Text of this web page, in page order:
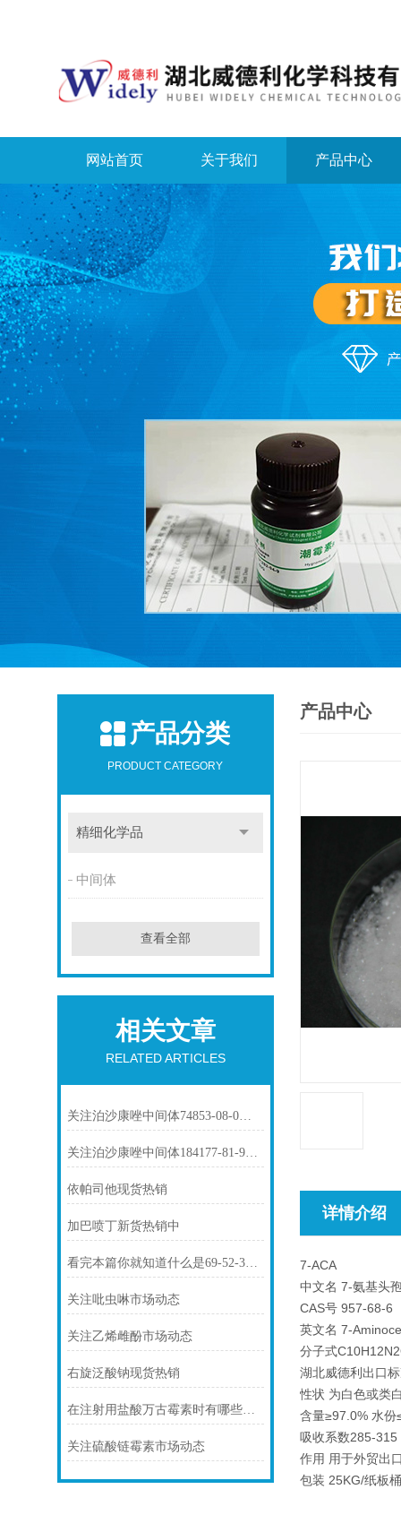
网站首页 关于我们 产品中心
产品分类
PRODUCT CATEGORY
精细化学品
中间体
查看全部
相关文章
RELATED ARTICLES
关注泊沙康唑中间体74853-08-0市场动态
关注泊沙康唑中间体184177-81-9市场动态
依帕司他现货热销
加巴喷丁新货热销中
看完本篇你就知道什么是69-52-3氨苄西林钠了
关注吡虫啉市场动态
关注乙烯雌酚市场动态
右旋泛酸钠现货热销
在注射用盐酸万古霉素时有哪些注意事项你知道么
关注硫酸链霉素市场动态
产品中心
详情介绍
7-ACA
中文名 7-氨基头
CAS号 957-68-6
英文名 7-
分子式
湖北威德利出口
性状 为白色或类
含量≥97.0% 水
吸收系数285-315
作用 用于外贸出
包装 25KG/纸板